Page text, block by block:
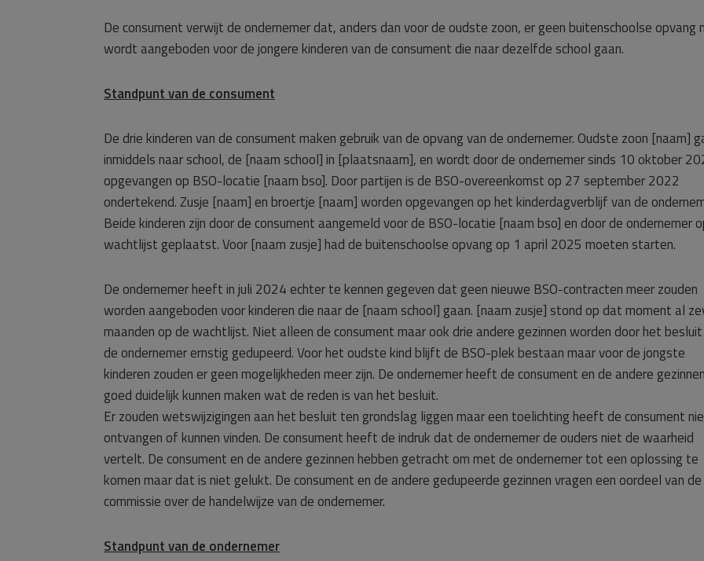
De consument verwijt de ondernemer dat, anders dan voor de oudste zoon, er geen buitenschoolse opvang
wordt aangeboden voor de jongere kinderen van de consument die naar dezelfde school gaan.
Standpunt van de consument
De drie kinderen van de consument maken gebruik van de opvang van de ondernemer. Oudste zoon [naam]
inmiddels naar school, de [naam school] in [plaatsnaam], en wordt door de ondernemer sinds 10 oktober
opgevangen op BSO-locatie [naam bso]. Door partijen is de BSO-overeenkomst op 27 september 2022
ondertekend. Zusje [naam] en broertje [naam] worden opgevangen op het kinderdagverblijf van de
Beide kinderen zijn door de consument aangemeld voor de BSO-locatie [naam bso] en door de ondernemer
wachtlijst geplaatst. Voor [naam zusje] had de buitenschoolse opvang op 1 april 2025 moeten starten.
De ondernemer heeft in juli 2024 echter te kennen gegeven dat geen nieuwe BSO-contracten meer zouden
worden aangeboden voor kinderen die naar de [naam school] gaan. [naam zusje] stond op dat moment al
maanden op de wachtlijst. Niet alleen de consument maar ook drie andere gezinnen worden door het
de ondernemer ernstig gedupeerd. Voor het oudste kind blijft de BSO-plek bestaan maar voor de jongste
kinderen zouden er geen mogelijkheden meer zijn. De ondernemer heeft de consument en de andere
goed duidelijk kunnen maken wat de reden is van het besluit.
Er zouden wetswijzigingen aan het besluit ten grondslag liggen maar een toelichting heeft de consument
ontvangen of kunnen vinden. De consument heeft de indruk dat de ondernemer de ouders niet de waarheid
vertelt. De consument en de andere gezinnen hebben getracht om met de ondernemer tot een oplossing te
komen maar dat is niet gelukt. De consument en de andere gedupeerde gezinnen vragen een oordeel van de
commissie over de handelwijze van de ondernemer.
Standpunt van de ondernemer